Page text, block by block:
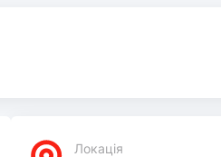
Локацiя